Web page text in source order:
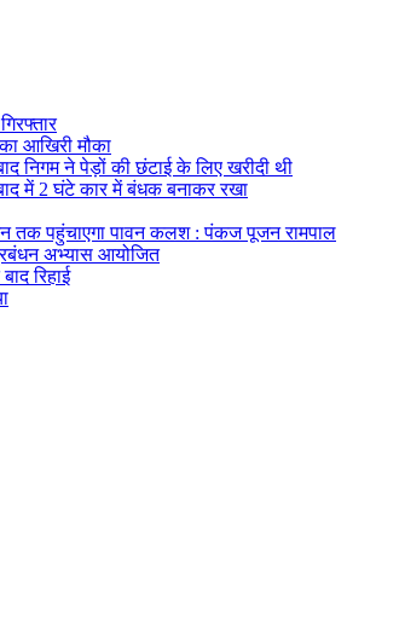
आखिरी मौका
निगम ने पेड़ों की छंटाई के लिए खरीदी थी
में 2 घंटे कार में बंधक बनाकर रखा
तक पहुंचाएगा पावन कलश : पंकज पूजन रामपाल
अभ्यास आयोजित
रिहाई